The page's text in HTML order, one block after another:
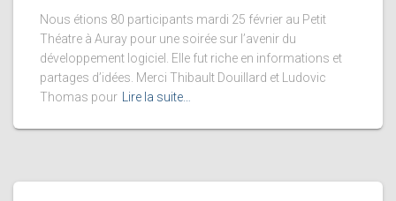
Nous étions 80 participants mardi 25 février au Petit
Théatre à Auray pour une soirée sur l’avenir du
développement logiciel. Elle fut riche en informations et
partages d’idées. Merci Thibault Douillard et Ludovic
Thomas pour
Lire la suite…